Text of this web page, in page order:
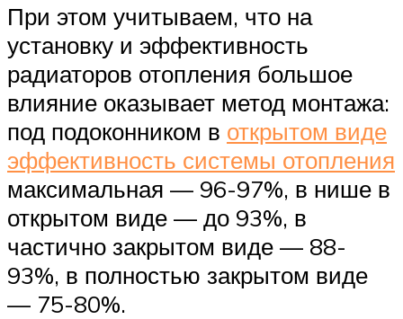
При этом учитываем, что на
установку и эффективность
радиаторов отопления большое
влияние оказывает метод монтажа:
под подоконником в открытом виде
эффективность системы отопления
максимальная — 96-97%, в нише в
открытом виде — до 93%, в
частично закрытом виде — 88-
93%, в полностью закрытом виде
— 75-80%.